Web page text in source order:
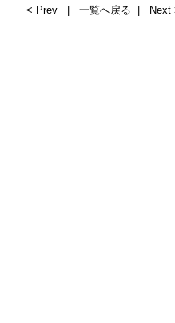
< Prev 一覧へ戻る Next